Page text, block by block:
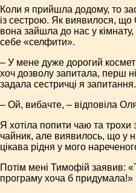
Коли я прийшла додому, то
із сестрою. Як виявилося,
вона зайшла до нас у
себе «селфити».
– У мене дуже дорогий
хоч дозволу запитала, перш
задала сестричці я запитання.
– Ой, вибачте, – відповіла
Я хотіла попити чаю та трохи
чайник, але виявилось, що у
цікава рідня у мого
Потім мені Тимофій заявив:
програму хоча б придумала!»